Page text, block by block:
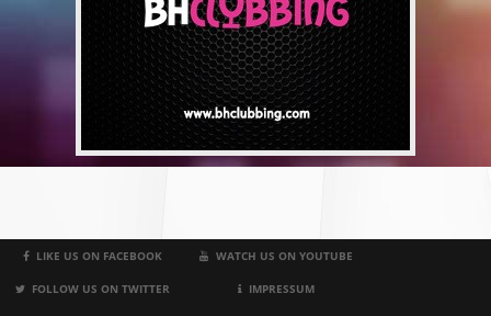
LIKE US ON FACEBOOK WATCH US ON YOUTUBE
FOLLOW US ON TWITTER IMPRESSUM